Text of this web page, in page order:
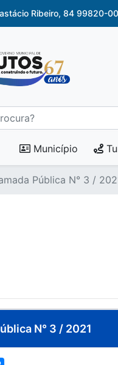
Ribeiro, 84 99820-
Município
Pública N° 3 /
N° 3 / 2021